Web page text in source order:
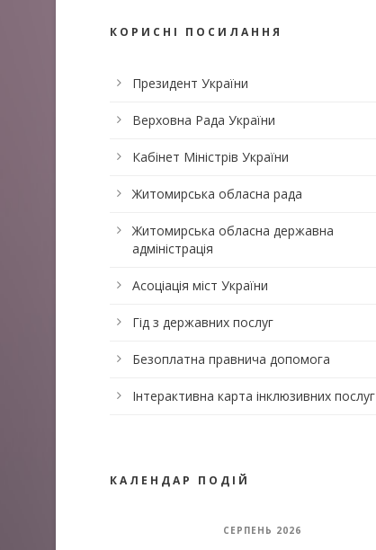
КОРИСНІ ПОСИЛАННЯ
Президент України
Верховна Рада України
Кабінет Міністрів України
Житомирська обласна рада
Житомирська обласна державна
адміністрація
Асоціація міст України
Гід з державних послуг
Безоплатна правнича допомога
Інтерактивна карта інклюзивних послуг
КАЛЕНДАР ПОДІЙ
СЕРПЕНЬ 2026